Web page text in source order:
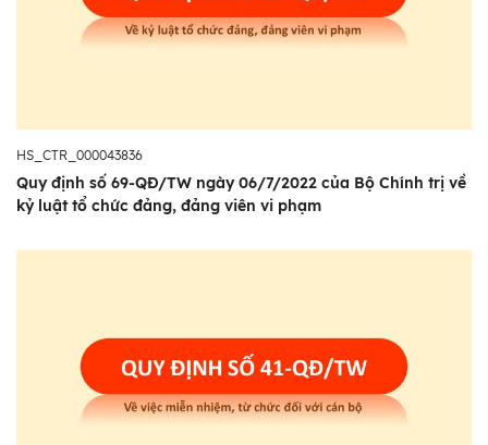
HS_CTR_000043836
Quy định số 69-QĐ/TW ngày 06/7/2022 của Bộ Chính trị về
kỷ luật tổ chức đảng, đảng viên vi phạm